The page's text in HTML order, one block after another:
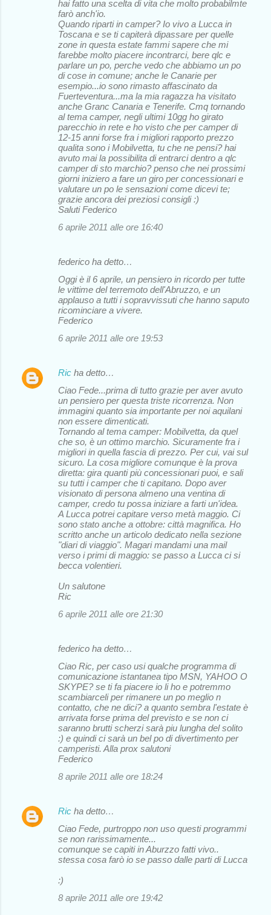
hai fatto una scelta di vita che molto probabilmte
farò anch'io.
Quando riparti in camper? Io vivo a Lucca in
Toscana e se ti capiterà dipassare per quelle
zone in questa estate fammi sapere che mi
farebbe molto piacere incontrarci, bere qlc e
parlare un po, perche vedo che abbiamo un po
di cose in comune; anche le Canarie per
esempio...io sono rimasto affascinato da
Fuerteventura...ma la mia ragazza ha visitato
anche Granc Canaria e Tenerife. Cmq tornando
al tema camper, negli ultimi 10gg ho girato
parecchio in rete e ho visto che per camper di
12-15 anni forse fra i migliori rapporto prezzo
qualita sono i Mobilvetta, tu che ne pensi? hai
avuto mai la possibilita di entrarci dentro a qlc
camper di sto marchio? penso che nei prossimi
giorni iniziero a fare un giro per concessionari e
valutare un po le sensazioni come dicevi te;
grazie ancora dei preziosi consigli :)
Saluti Federico
6 aprile 2011 alle ore 16:40
federico ha detto…
Oggi è il 6 aprile, un pensiero in ricordo per tutte
le vittime del terremoto dell'Abruzzo, e un
applauso a tutti i sopravvissuti che hanno saputo
ricominciare a vivere.
Federico
6 aprile 2011 alle ore 19:53
Ric ha detto…
Ciao Fede...prima di tutto grazie per aver avuto
un pensiero per questa triste ricorrenza. Non
immagini quanto sia importante per noi aquilani
non essere dimenticati.
Tornando al tema camper: Mobilvetta, da quel
che so, è un ottimo marchio. Sicuramente fra i
migliori in quella fascia di prezzo. Per cui, vai sul
sicuro. La cosa migliore comunque è la prova
diretta: gira quanti più concessionari puoi, e sali
su tutti i camper che ti capitano. Dopo aver
visionato di persona almeno una ventina di
camper, credo tu possa iniziare a farti un'idea.
A Lucca potrei capitare verso metà maggio. Ci
sono stato anche a ottobre: città magnifica. Ho
scritto anche un articolo dedicato nella sezione
"diari di viaggio". Magari mandami una mail
verso i primi di maggio: se passo a Lucca ci si
becca volentieri.
Un salutone
Ric
6 aprile 2011 alle ore 21:30
federico ha detto…
Ciao Ric, per caso usi qualche programma di
comunicazione istantanea tipo MSN, YAHOO O
SKYPE? se ti fa piacere io li ho e potremmo
scambiarceli per rimanere un po meglio n
contatto, che ne dici? a quanto sembra l'estate è
arrivata forse prima del previsto e se non ci
saranno brutti scherzi sarà piu lungha del solito
:) e quindi ci sarà un bel po di divertimento per
camperisti. Alla prox salutoni
Federico
8 aprile 2011 alle ore 18:24
Ric ha detto…
Ciao Fede, purtroppo non uso questi programmi
se non rarissimamente...
comunque se capiti in Aburzzo fatti vivo..
stessa cosa farò io se passo dalle parti di Lucca
:)
8 aprile 2011 alle ore 19:42